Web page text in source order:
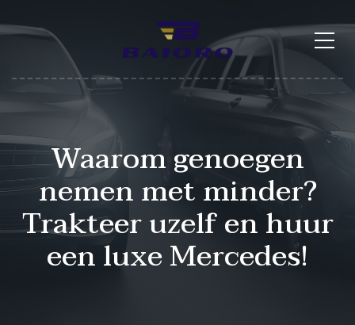
Waarom genoegen
nemen met minder?
Trakteer uzelf en huur
een luxe Mercedes!